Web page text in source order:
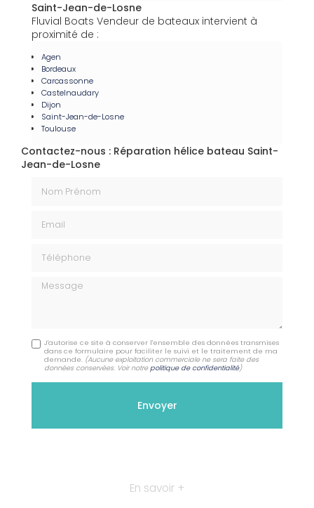
Saint-Jean-de-Losne
Fluvial Boats Vendeur de bateaux intervient à
proximité de :
Agen
Bordeaux
Carcassonne
Castelnaudary
Dijon
Saint-Jean-de-Losne
Toulouse
Contactez-nous : Réparation hélice bateau Saint-
Jean-de-Losne
Message
J'autorise ce site à conserver l'ensemble des données transmises
dans ce formulaire pour faciliter le suivi et le traitement de ma
demande. (Aucune exploitation commerciale ne sera faite des
données conservées. Voir notrepolitique de confidentialité)
En savoir +